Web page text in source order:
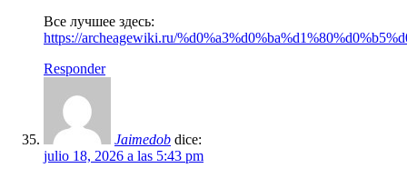
Все лучшее здесь:
https://archeagewiki.ru/
Responder
Jaimedob dice:
julio 18, 2026 a las 5:43 pm